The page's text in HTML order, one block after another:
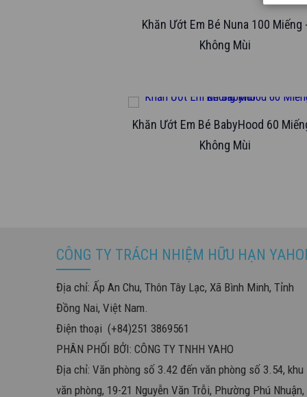
Khăn Ướt Em Bé Nuna 100 Miếng
Không Mùi
Khăn Ướt Em Bé BabyHood 60
Không Mùi
CÔNG TY TRÁCH NHIỆM HỮU HẠN
Địa chỉ: Ấp An Chu, Thôn Tây Lạc, Xã Bình Minh, Tỉnh
Đồng Nai, Việt Nam.
Điện thoại (+84)251 3869561
PHÂN PHỐI BỞI: CÔNG TY TNHH YAHO
Địa chỉ: Văn phòng số 3.42 đến văn phòng số 3.54, khu
văn phòng, 19-21 Nguyễn Văn Trỗi, Phường Phú Nhuận,